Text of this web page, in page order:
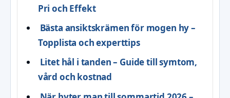
Pri och Effekt
Bästa ansiktskrämen för mogen hy –
Topplista och experttips
Litet hål i tanden – Guide till symtom,
vård och kostnad